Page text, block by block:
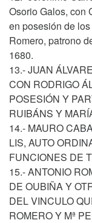
Osorio Galos, con
en posesión de
Romero, patrono
1680.
13.- JUAN
CON RODRIGO
POSESIÓN Y
RUIBÁNS Y
14.- MAURO
LIS, AUTO
FUNCIONES DE
15.- ANTONIO
DE OUBIÑA Y
DEL VINCULO
ROMERO Y Mª